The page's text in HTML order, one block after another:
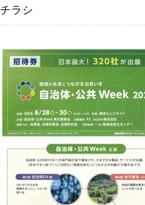
チラシ